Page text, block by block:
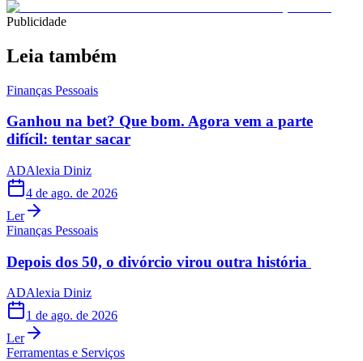
Publicidade
Leia também
Finanças Pessoais
Ganhou na bet? Que bom. Agora vem a parte
difícil: tentar sacar
ADAlexia Diniz
4 de ago. de 2026
Ler
Finanças Pessoais
Depois dos 50, o divórcio virou outra história
ADAlexia Diniz
1 de ago. de 2026
Ler
Ferramentas e Serviços